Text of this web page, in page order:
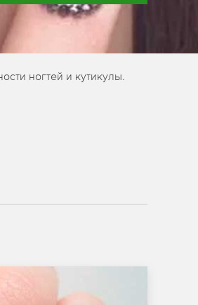
ногтей и кутикулы.